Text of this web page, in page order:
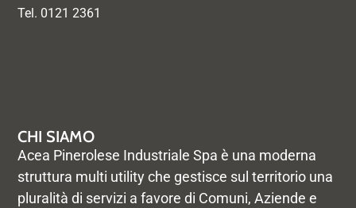
CHI SIAMO
Acea Pinerolese Industriale Spa è una moderna
struttura multi utility che gestisce sul territorio una
pluralità di servizi a favore di Comuni, Aziende e
Tel. 0121 2361